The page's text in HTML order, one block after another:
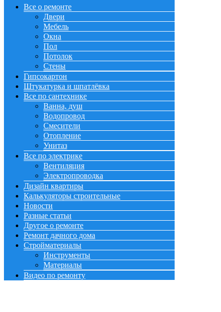
Все о ремонте
Двери
Мебель
Окна
Пол
Потолок
Стены
Гипсокартон
Штукатурка и шпатлёвка
Все по сантехнике
Ванна, душ
Водопровод
Смесители
Отопление
Унитаз
Все по электрике
Вентиляция
Электропроводка
Дизайн квартиры
Калькуляторы строительные
Новости
Разные статьи
Другое о ремонте
Ремонт дачного дома
Стройматериалы
Инструменты
Материалы
Видео по ремонту